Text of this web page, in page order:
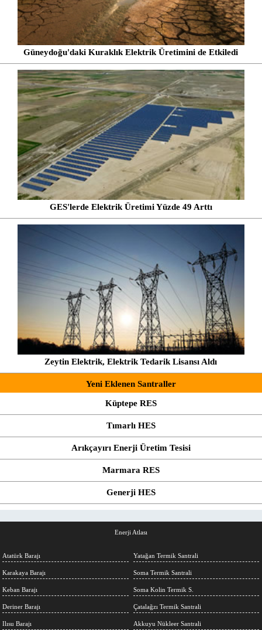
Güneydoğu'daki Kuraklık Elektrik Üretimini de Etkiledi
GES'lerde Elektrik Üretimi Yüzde 49 Arttı
Zeytin Elektrik, Elektrik Tedarik Lisansı Aldı
Yeni Eklenen Santraller
Küptepe RES
Tımarlı HES
Arıkçayırı Enerji Üretim Tesisi
Marmara RES
Generji HES
Enerji Atlası
Atatürk Barajı
Karakaya Barajı
Keban Barajı
Deriner Barajı
Ilısu Barajı
Yatağan Termik Santrali
Soma Termik Santrali
Soma Kolin Termik S.
Çatalağzı Termik Santrali
Akkuyu Nükleer Santrali